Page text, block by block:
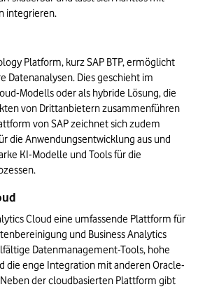
integrieren.
Platform, kurz SAP BTP, ermöglicht
Datenanalysen. Dies geschieht im
Modells oder als hybride Lösung, die
von Drittanbietern zusammenführen
von SAP zeichnet sich zudem
die Anwendungsentwicklung aus und
KI-Modelle und Tools für die
Cloud eine umfassende Plattform für
und Business Analytics
Datenmanagement-Tools, hohe
die enge Integration mit anderen Oracle-
der cloudbasierten Plattform gibt